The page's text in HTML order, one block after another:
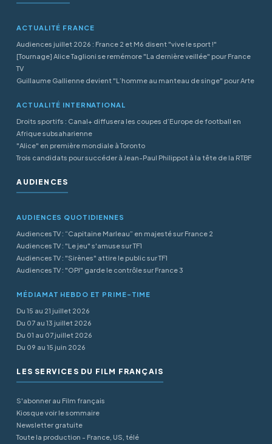
ACTUALITÉ FRANCE
Audiences juillet 2026 : France 2 et M6 disent "vive le sport !"
[Tournage] Alice Taglioni se remémore "La dernière veillée" pour France
TV
Guillaume Gallienne devient "L’homme au manteau de singe" pour Arte
ACTUALITÉ INTERNATIONAL
Droits sportifs : Canal+ diffusera les coupes d’Europe de football en
Afrique subsaharienne
"Alice" en première mondiale à Toronto
Trois candidats pour succéder à Jean-Paul Philippot à la tête de la RTBF
AUDIENCES
AUDIENCES QUOTIDIENNES
Audiences TV : “Capitaine Marleau” en majesté sur France 2
Audiences TV : "Le jeu" s'amuse sur TF1
Audiences TV : "Sirènes" attire le public sur TF1
Audiences TV : "OPJ" garde le contrôle sur France 3
MÉDIAMAT HEBDO ET PRIME-TIME
Du 15 au 21 juillet 2026
Du 07 au 13 juillet 2026
Du 01 au 07 juillet 2026
Du 09 au 15 juin 2026
LES SERVICES DU FILM FRANÇAIS
S'abonner au Film français
Kiosque voir le sommaire
Newsletter gratuite
Toute la production - France, US, télé